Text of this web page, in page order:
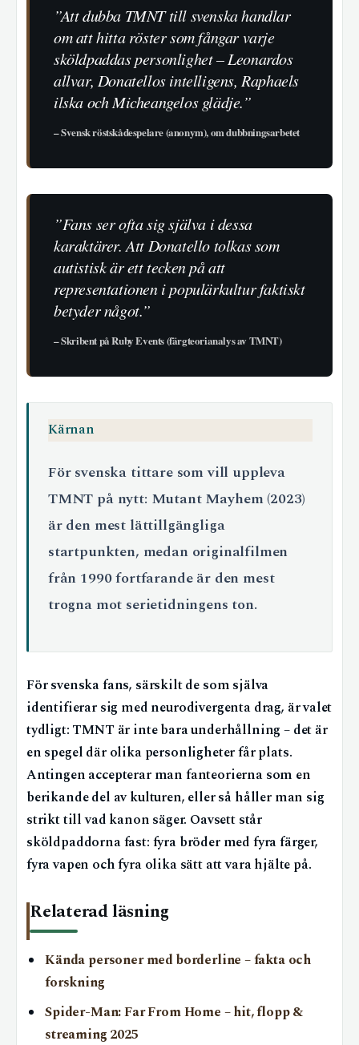
”Att dubba TMNT till svenska handlar
om att hitta röster som fångar varje
sköldpaddas personlighet – Leonardos
allvar, Donatellos intelligens, Raphaels
ilska och Micheangelos glädje.”
– Svensk röstskådespelare (anonym), om dubbningsarbetet
”Fans ser ofta sig själva i dessa
karaktärer. Att Donatello tolkas som
autistisk är ett tecken på att
representationen i populärkultur faktiskt
betyder något.”
– Skribent på Ruby Events (färgteorianalys av TMNT)
Kärnan
För svenska tittare som vill uppleva
TMNT på nytt: Mutant Mayhem (2023)
är den mest lättillgängliga
startpunkten, medan originalfilmen
från 1990 fortfarande är den mest
trogna mot serietidningens ton.
För svenska fans, särskilt de som själva
identifierar sig med neurodivergenta drag, är valet
tydligt: TMNT är inte bara underhållning – det är
en spegel där olika personligheter får plats.
Antingen accepterar man fanteorierna som en
berikande del av kulturen, eller så håller man sig
strikt till vad kanon säger. Oavsett står
sköldpaddorna fast: fyra bröder med fyra färger,
fyra vapen och fyra olika sätt att vara hjälte på.
Relaterad läsning
Kända personer med borderline – fakta och
forskning
Spider-Man: Far From Home – hit, flopp &
streaming 2025